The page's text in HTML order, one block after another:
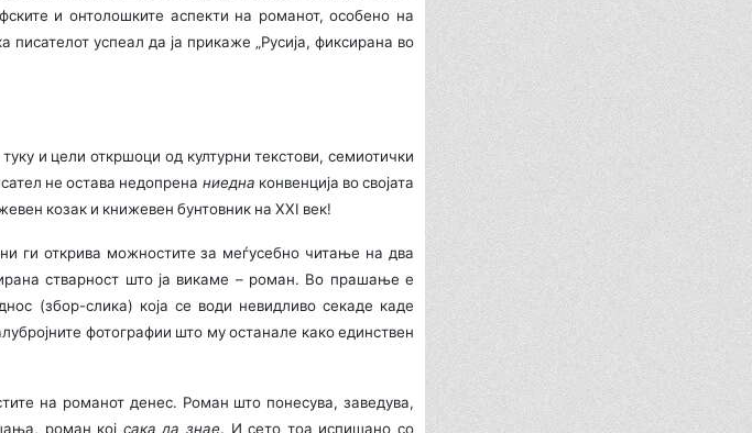
и онтолошките аспекти на романот, особено на
писателот успеал да ја прикаже „Русија, фиксирана во
и цели откршоци од културни текстови, семиотички
не остава недопрена ниедна конвенција во својата
козак и книжевен бунтовник на XXI век!
ги открива можностите за меѓусебно читање на два
ствар­ност што ја викаме – роман. Во прашање е
(збор-слика) која се води невидливо секаде каде
фотографии што му останале како единствен
на романот денес. Роман што понесува, заведува,
роман кој сака да знае. И сето тоа испишано со